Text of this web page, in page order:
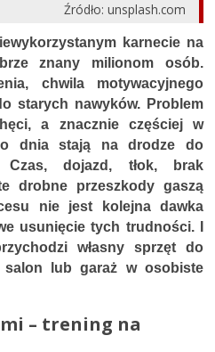
Źródło: unsplash.com
karnecie na
znany milionom osób.
chwila motywacyjnego
starych nawyków. Problem
a znacznie częściej w
dnia stają na drodze do
Czas, dojazd, tłok, brak
drobne przeszkody gaszą
nie jest kolejna dawka
usunięcie tych trudności. I
własny sprzęt do
salon lub garaż w osobiste
– trening na